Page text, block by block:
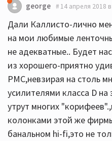
george 14 апреля 2018
Дали Каллисто-лично
на мои любимые
не адекватные.. Будет
из хорошего-приятно
PMC,невзирая на столь
усилителями класса D
утрут многих
колонками этой же
банальном hi-fi,это не